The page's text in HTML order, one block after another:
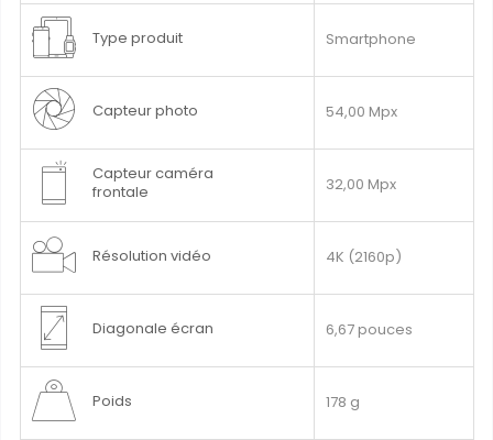
Type produit Smartphone
Capteur photo 54,00 Mpx
Capteur caméra
frontale
32,00 Mpx
Résolution vidéo 4K (2160p)
Diagonale écran 6,67 pouces
Poids 178 g